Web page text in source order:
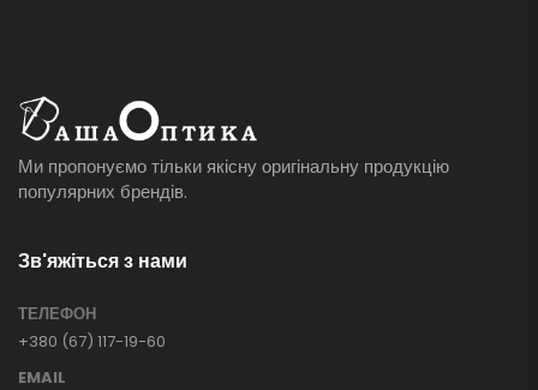
Ми пропонуємо тільки якісну оригінальну продукцію
популярних брендів.
Зв'яжіться з нами
ТЕЛЕФОН
+380 (67) 117-19-60
EMAIL